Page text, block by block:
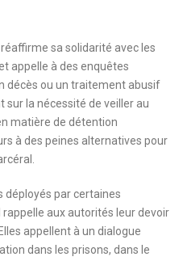
sa solidarité avec les
appelle à des enquêtes
décès ou un traitement abusif
sur la nécessité de veiller au
matière de détention
à des peines alternatives pour
par certaines
aux autorités leur devoir
appellent à un dialogue
dans les prisons, dans le